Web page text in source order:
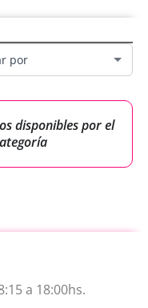
disponibles por el
a 18:00hs.